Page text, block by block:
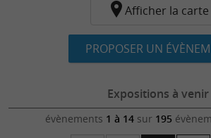
Afficher la carte
PROPOSER UN
Expositions à venir
évènements 1 à 14sur 195